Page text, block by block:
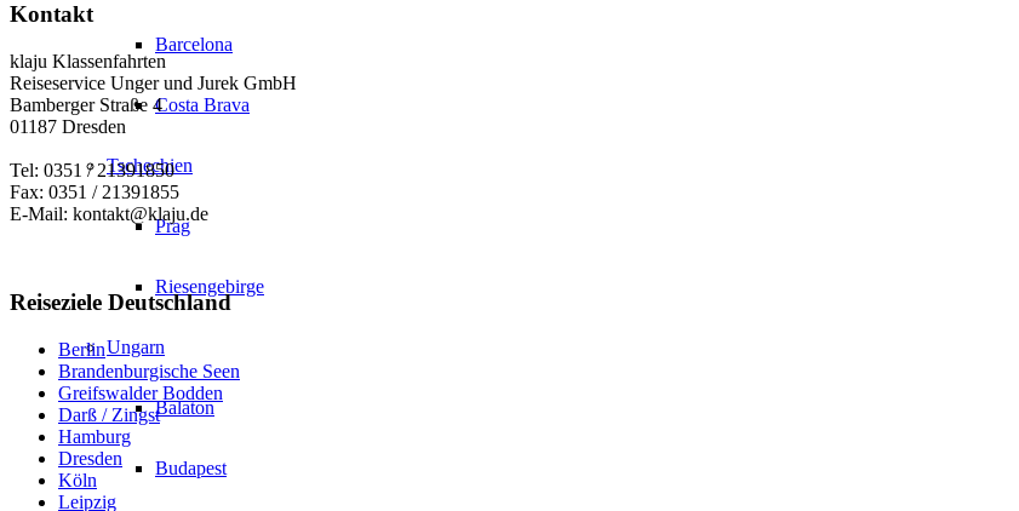
Barcelona
Costa Brava
Tschechien
Prag
Riesengebirge
Ungarn
Balaton
Budapest
Kontakt
klaju Klassenfahrten
Reiseservice Unger und Jurek GmbH
Bamberger Straße 4
01187 Dresden
Tel: 0351 / 21391850
Fax: 0351 / 21391855
E-Mail: kontakt@klaju.de
Reiseziele Deutschland
Berlin
Brandenburgische Seen
Greifswalder Bodden
Darß / Zingst
Hamburg
Dresden
Köln
Leipzig